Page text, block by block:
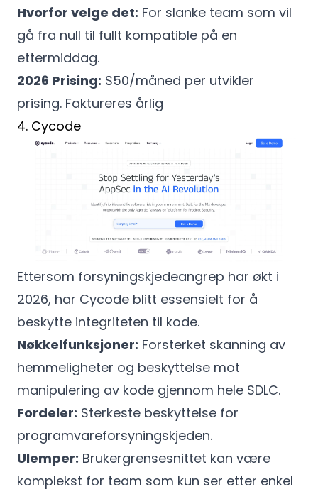
Hvorfor velge det: For slanke team som vil
gå fra null til fullt kompatible på en
ettermiddag.
2026 Prising: $50/måned per utvikler
prising. Faktureres årlig
4. Cycode
Ettersom forsyningskjedeangrep har økt i
2026, har Cycode blitt essensielt for å
beskytte integriteten til kode.
Nøkkelfunksjoner: Forsterket skanning av
hemmeligheter og beskyttelse mot
manipulering av kode gjennom hele SDLC.
Fordeler: Sterkeste beskyttelse for
programvareforsyningskjeden.
Ulemper: Brukergrensesnittet kan være
komplekst for team som kun ser etter enkel